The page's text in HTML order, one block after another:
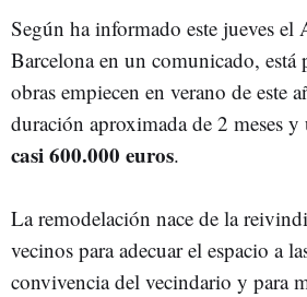
Según ha informado este jueves el
Barcelona en un comunicado, está
obras empiecen en verano de este
duración aproximada de 2 meses y
casi 600.000 euros.
La remodelación nace de la
vecinos para adecuar el espacio a
convivencia del vecindario y para